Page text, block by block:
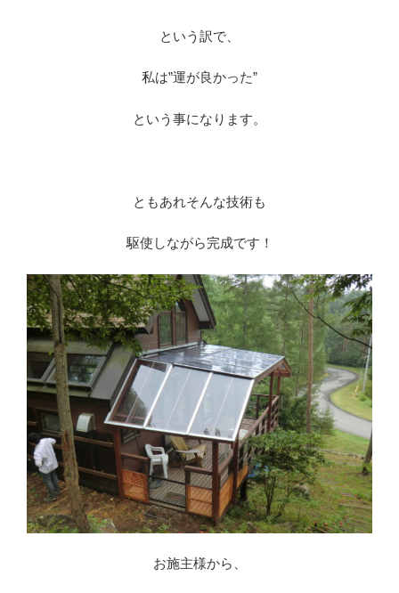
という訳で、
私は”運が良かった”
という事になります。
ともあれそんな技術も
駆使しながら完成です！
お施主様から、